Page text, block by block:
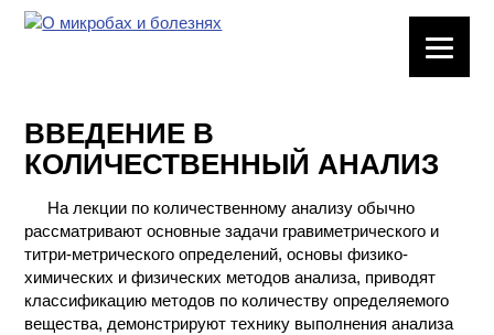
ХИМИЧЕСКАЯ
ПОСУДА
ВРЕДНЫЕ
ФАКТОРЫ
МЕТОДЫ
ПРАКТИЧЕСКОЙ
ВВЕДЕНИЕ В
КОЛИЧЕСТВЕННЫЙ АНАЛИЗ
На лекции по количественному анализу обычно
рассматривают основные задачи гравиметрического и
титри-метрического определений, основы физико-
химических и физических методов анализа, приводят
классификацию методов по количеству определяемого
вещества, демонстрируют технику выполнения анализа